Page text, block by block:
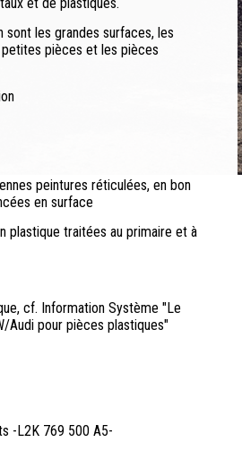
sont les grandes surfaces, les
pièces et les pièces
peintures réticulées, en bon
en surface
plastique traitées au primaire et à
cf. Information Système "Le
Audi pour pièces plastiques"
-L2K 769 500 A5-